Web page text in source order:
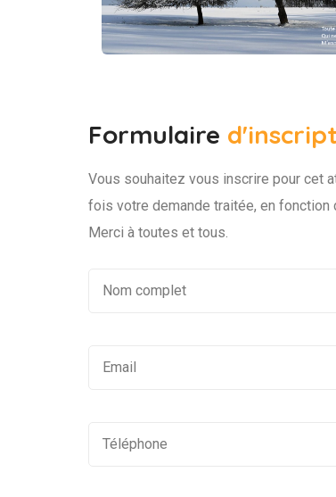
Formulaire
Vous souhaitez vous inscrire pour cet
fois votre demande traitée, en
Merci à toutes et tous.